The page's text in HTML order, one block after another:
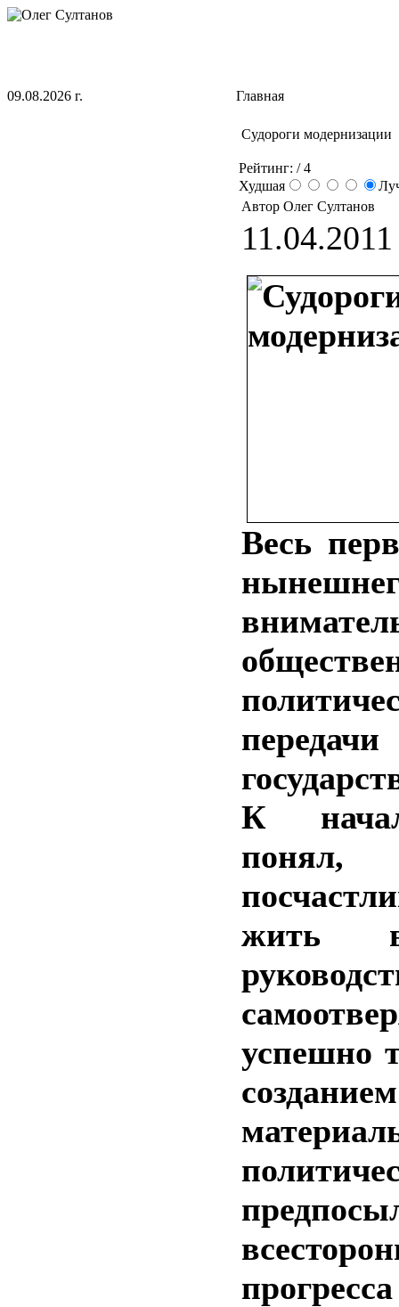
09.08.2026 г. Главная
Судороги модернизации
Рейтинг: / 4
Худшая
Автор Олег Султанов
11.04.2011
Весь
передачи
К
жить
успешно
созданием